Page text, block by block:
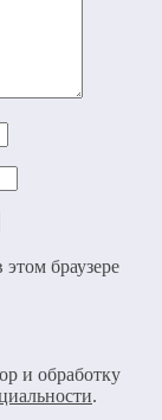
браузере
и обработку
.